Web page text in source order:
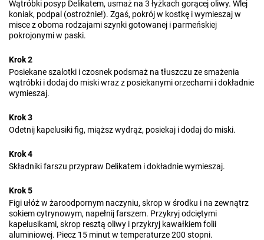
Wątróbki posyp Delikatem, usmaż na 3 łyżkach gorącej oliwy. Wlej
koniak, podpal (ostrożnie!). Zgaś, pokrój w kostkę i wymieszaj w
misce z oboma rodzajami szynki gotowanej i parmeńskiej
pokrojonymi w paski.
Krok 2
Posiekane szalotki i czosnek podsmaż na tłuszczu ze smażenia
wątróbki i dodaj do miski wraz z posiekanymi orzechami i dokładnie
wymieszaj.
Krok 3
Odetnij kapelusiki fig, miąższ wydrąż, posiekaj i dodaj do miski.
Krok 4
Składniki farszu przypraw Delikatem i dokładnie wymieszaj.
Krok 5
Figi ułóż w żaroodpornym naczyniu, skrop w środku i na zewnątrz
sokiem cytrynowym, napełnij farszem. Przykryj odciętymi
kapelusikami, skrop resztą oliwy i przykryj kawałkiem folii
aluminiowej. Piecz 15 minut w temperaturze 200 stopni.